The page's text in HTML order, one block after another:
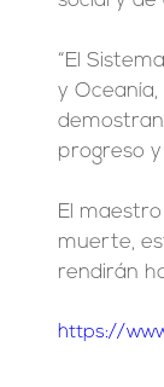
“El
y
progreso y
El
muerte,
rendirán
https://